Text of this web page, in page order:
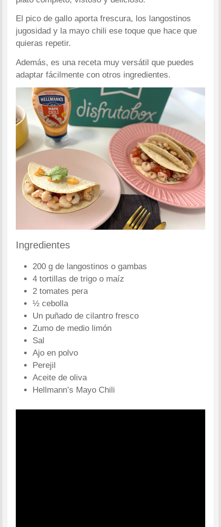
El pico de gallo aporta frescura, los langostinos
jugosidad y la mayo chili ese toque que hace que
quieras repetir.
Además, es una receta muy versátil que puedes
adaptar fácilmente con otros ingredientes.
Ingredientes
200 g de langostinos o gambas
4 tortillas de trigo o maíz
2 tomates pera
½ cebolla
Un puñado de cilantro fresco
Zumo de medio limón
Sal
Ajo en polvo
Perejil
Aceite de oliva
Hellmann’s Mayo Chili